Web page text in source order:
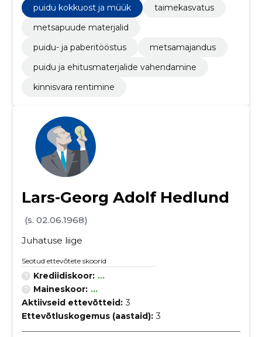
puidu kokkuost ja müük
taimekasvatus
metsapuude materjalid
puidu- ja paberitööstus
metsamajandus
puidu ja ehitusmaterjalide vahendamine
kinnisvara rentimine
Lars-Georg Adolf Hedlund
(s. 02.06.1968)
Juhatuse liige
Seotud ettevõtete skoorid
Krediidiskoor: ...
Maineskoor: ...
Aktiivseid ettevõtteid: 3
Ettevõtluskogemus (aastaid): 3